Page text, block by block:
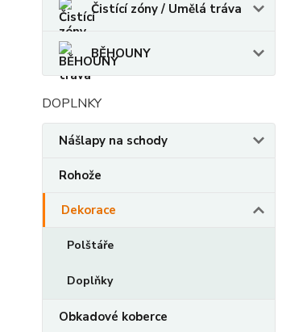
Čistící zóny / Umělá tráva
BĚHOUNY
DOPLNKY
Nášlapy na schody
Rohože
Dekorace
Polštáře
Doplňky
Obkadové koberce